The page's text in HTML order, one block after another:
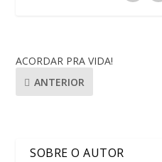
ACORDAR PRA VIDA!
ANTERIOR
SOBRE O AUTOR